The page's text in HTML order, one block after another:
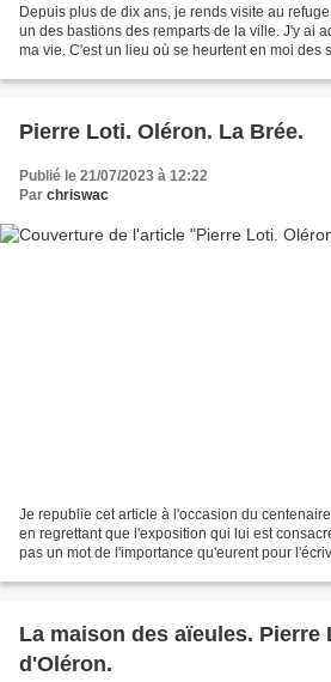
Depuis plus de dix ans, je rends visite au
un des bastions des remparts de la ville. J'y ai
ma vie. C'est un lieu où se heurtent en moi des
Pierre Loti. Oléron. La Brée.
Publié le 21/07/2023 à 12:22
Par chriswac
Je republie cet article à l'occasion du
en regrettant que l'exposition qui lui est
pas un mot de l'importance qu'eurent pour
La maison des aïeules. Pierre
d'Oléron.